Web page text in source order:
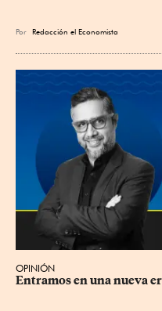
Por Redacción el Economista
OPINIÓN
Entramos en una nueva